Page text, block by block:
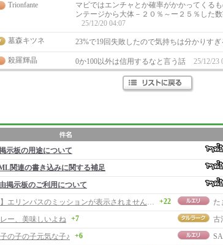
Trionfante
マビではエンチャとか確率がかかってくる
ンテージから大体－２０％～ー２５％した
25/12/20 04:07
墓森キツネ
23%で19回失敗したので気持ちは分かりすぎ
殺羅輝晶 0か100以外は信用するなと言う話 25/12/23
示板の用途について
関連の書き込みに関する補足
掲示板のご利用について
【解決？】エリンパスのミッションが表示されませんでした
+22 た
ー、美味しいよね +7 古
の子の子元気な子♪
+6